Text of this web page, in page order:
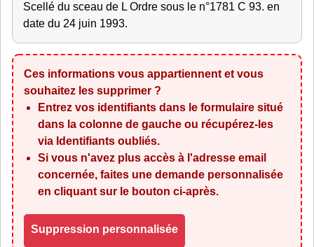
Scellé du sceau de L Ordre sous le n°1781 C 93. en
date du 24 juin 1993.
Ces informations vous appartiennent et vous
souhaitez les supprimer ?
Entrez vos identifiants dans le formulaire situé
dans la colonne de gauche ou récupérez-les
via Identifiants oubliés.
Si vous n'avez plus accès à l'adresse email
concernée, faites une demande personnalisée
en cliquant sur le bouton ci-après.
Suppression personnalisée